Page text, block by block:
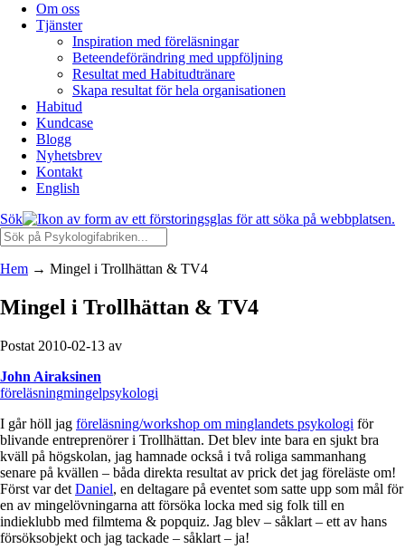
Om oss
Tjänster
Inspiration med föreläsningar
Beteendeförändring med uppföljning
Resultat med Habitudtränare
Skapa resultat för hela organisationen
Habitud
Kundcase
Blogg
Nyhetsbrev
Kontakt
English
Sök
Hem → Mingel i Trollhättan & TV4
Mingel i Trollhättan & TV4
Postat 2010-02-13 av
John Airaksinen
föreläsningmingelpsykologi
I går höll jag föreläsning/workshop om minglandets psykologi för
blivande entreprenörer i Trollhättan. Det blev inte bara en sjukt bra
kväll på högskolan, jag hamnade också i två roliga sammanhang
senare på kvällen – båda direkta resultat av prick det jag föreläste om!
Först var det Daniel, en deltagare på eventet som satte upp som mål för
en av mingelövningarna att försöka locka med sig folk till en
indieklubb med filmtema & popquiz. Jag blev – såklart – ett av hans
försöksobjekt och jag tackade – såklart – ja!